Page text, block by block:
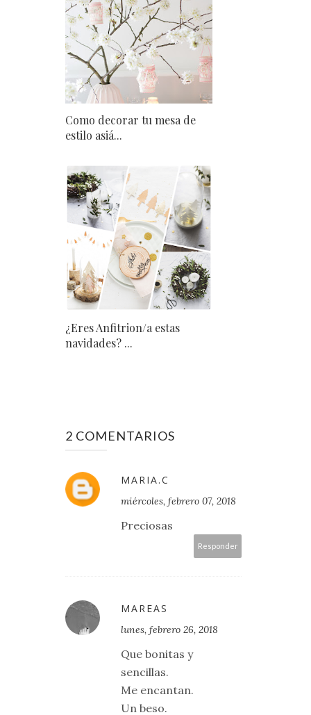
Como decorar tu mesa de
estilo asiá...
¿Eres Anfitrion/a estas
navidades? ...
2 COMENTARIOS
MARIA.C
miércoles, febrero 07, 2018
Preciosas
Responder
MAREAS
lunes, febrero 26, 2018
Que bonitas y
sencillas.
Me encantan.
Un beso.